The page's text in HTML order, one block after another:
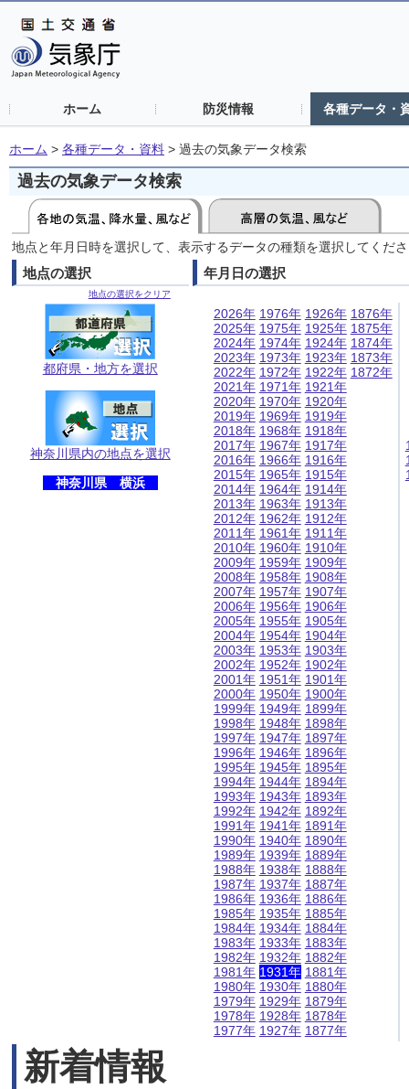
ホーム 防災情報 各種データ・
ホーム > 各種データ・資料 > 過去の気象データ検索
過去の気象データ検索
地点と年月日時を選択して、表示するデータの種類を選択してくだ
地点の選択
地点の選択をクリア
都府県・地方を選択
神奈川県内の地点を選択
神奈川県 横浜
年月日の選択
2026年
2025年
2024年
2023年
2022年
2021年
2020年
2019年
2018年
2017年
2016年
2015年
2014年
2013年
2012年
2011年
2010年
2009年
2008年
2007年
2006年
2005年
2004年
2003年
2002年
2001年
2000年
1999年
1998年
1997年
1996年
1995年
1994年
1993年
1992年
1991年
1990年
1989年
1988年
1987年
1986年
1985年
1984年
1983年
1982年
1981年
1980年
1979年
1978年
1977年
1976年
1975年
1974年
1973年
1972年
1971年
1970年
1969年
1968年
1967年
1966年
1965年
1964年
1963年
1962年
1961年
1960年
1959年
1958年
1957年
1956年
1955年
1954年
1953年
1952年
1951年
1950年
1949年
1948年
1947年
1946年
1945年
1944年
1943年
1942年
1941年
1940年
1939年
1938年
1937年
1936年
1935年
1934年
1933年
1932年
1931年
1930年
1929年
1928年
1927年
1926年
1925年
1924年
1923年
1922年
1921年
1920年
1919年
1918年
1917年
1916年
1915年
1914年
1913年
1912年
1911年
1910年
1909年
1908年
1907年
1906年
1905年
1904年
1903年
1902年
1901年
1900年
1899年
1898年
1897年
1896年
1895年
1894年
1893年
1892年
1891年
1890年
1889年
1888年
1887年
1886年
1885年
1884年
1883年
1882年
1881年
1880年
1879年
1878年
1877年
1876年
1875年
1874年
1873年
1872年
新着情報